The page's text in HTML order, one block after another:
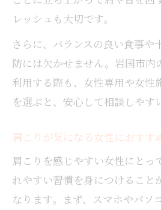
レッシュも大切です。
さらに、バランスの良い食事や
防には欠かせません。岩国市内
利用する際も、女性専用や女性
を選ぶと、安心して相談しやす
肩こりが気になる女性におすす
肩こりを感じやすい女性にとっ
れやすい習慣を身につけること
なります。まず、スマホやパソ